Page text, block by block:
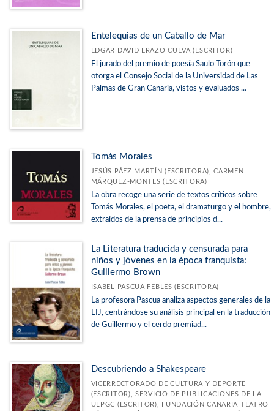
Entelequias de un Caballo de Mar
EDGAR DAVID ERAZO CUEVA (ESCRITOR)
El jurado del premio de poesía Saulo Torón que
otorga el Consejo Social de la Universidad de Las
Palmas de Gran Canaria, vistos y evaluados ...
Tomás Morales
JESÚS PÁEZ MARTÍN (ESCRITORA), CARMEN
MÁRQUEZ-MONTES (ESCRITORA)
La obra recoge una serie de textos críticos sobre
Tomás Morales, el poeta, el dramaturgo y el hombre,
extraídos de la prensa de principios d...
La Literatura traducida y censurada para
niños y jóvenes en la época franquista:
Guillermo Brown
ISABEL PASCUA FEBLES (ESCRITORA)
La profesora Pascua analiza aspectos generales de la
LIJ, centrándose su análisis principal en la traducción
de Guillermo y el cerdo premiad...
Descubriendo a Shakespeare
VICERRECTORADO DE CULTURA Y DEPORTE
(ESCRITOR), SERVICIO DE PUBLICACIONES DE LA
ULPGC (ESCRITOR), FUNDACIÓN CANARIA TEATRO